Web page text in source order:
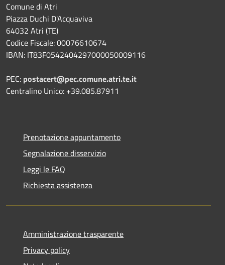
Comune di Atri
Piazza Duchi D'Acquaviva
64032 Atri (TE)
Codice Fiscale: 00076610674
IBAN: IT83F0542404297000050009116
PEC: postacert@pec.comune.atri.te.it
Centralino Unico: +39.085.87911
Prenotazione appuntamento
Segnalazione disservizio
Leggi le FAQ
Richiesta assistenza
Amministrazione trasparente
Privacy policy